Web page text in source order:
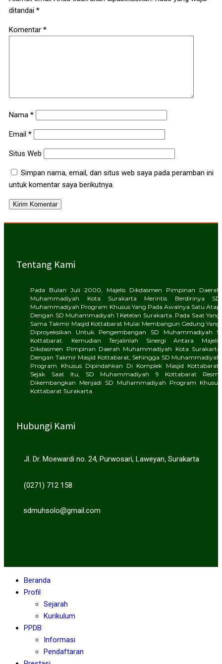
ditandai *
Komentar *
Nama *
Email *
Situs Web
Simpan nama, email, dan situs web saya pada peramban ini
untuk komentar saya berikutnya.
Tentang Kami
Pada Bulan Juli 2000, Majelis Dikdasmen Pimpinan Daerah
Muhammadiyah Kota Surakarta Merintis Berdirinya SD
Muhammadiyah Program Khusus Yang Pada Awalnya Satu Atap
Dengan SD Muhammadiyah 1 Ketelan Surakarta. Pada Saat Yang
Sama Takmir Masjid Kottabarat Mulai Membangun Gedung Yang
Diproyeksikan Untuk Pengembangan SD Muhammadiyah 9
Kottabarat. Kemudian Terjalinlah Sinergi Antara Majelis
Dikdasmen Pimpinan Daerah Muhammadiyah Kota Surakarta
Dengan Takmir Masjid Kottabarat, Sehingga SD Muhammadiyah
Program Khusus Dipindahkan Di Komplek Masjid Kottabarat.
Sejak Saat Itu, SD Muhammadiyah 9 Kottabarat Resmi
Dikembangkan Menjadi SD Muhammadiyah Program Khusus
Kottabarat Surakarta.
Hubungi Kami
Jl. Dr. Moewardi no. 24, Purwosari, Laweyan, Surakarta
(0271) 712 158
sdmuhsolo@gmail.com
Beranda
Profil
Sejarah
Kurikulum
PPDB
Informasi
Pendaftaran